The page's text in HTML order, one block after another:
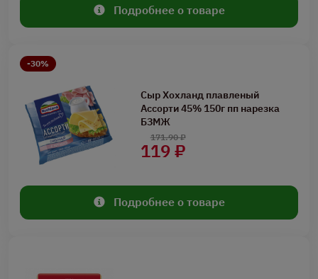
Подробнее о товаре
-30%
Сыр Хохланд плавленый
Ассорти 45% 150г пп нарезка
БЗМЖ
119 ₽
171.90 ₽
Подробнее о товаре